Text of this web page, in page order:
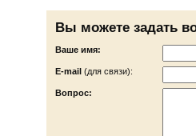
Вы можете задать
Ваше имя:
Е-mail (для связи):
Вопрос: